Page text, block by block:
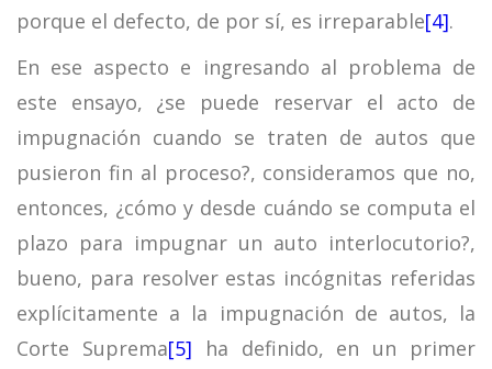
porque el defecto, de por sí, es irreparable[4].
En ese aspecto e ingresando al problema de
este ensayo, ¿se puede reservar el acto de
impugnación cuando se traten de autos que
pusieron fin al proceso?, consideramos que no,
entonces, ¿cómo y desde cuándo se computa el
plazo para impugnar un auto interlocutorio?,
bueno, para resolver estas incógnitas referidas
explícitamente a la impugnación de autos, la
Corte Suprema[5] ha definido, en un primer